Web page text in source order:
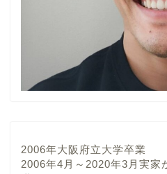
2006年大阪府立大学卒業
2006年4月～2020年3月実家